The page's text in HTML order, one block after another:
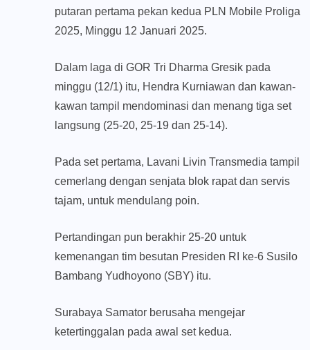
putaran pertama pekan kedua PLN Mobile Proliga
2025, Minggu 12 Januari 2025.
Dalam laga di GOR Tri Dharma Gresik pada
minggu (12/1) itu, Hendra Kurniawan dan kawan-
kawan tampil mendominasi dan menang tiga set
langsung (25-20, 25-19 dan 25-14).
Pada set pertama, Lavani Livin Transmedia tampil
cemerlang dengan senjata blok rapat dan servis
tajam, untuk mendulang poin.
Pertandingan pun berakhir 25-20 untuk
kemenangan tim besutan Presiden RI ke-6 Susilo
Bambang Yudhoyono (SBY) itu.
Surabaya Samator berusaha mengejar
ketertinggalan pada awal set kedua.